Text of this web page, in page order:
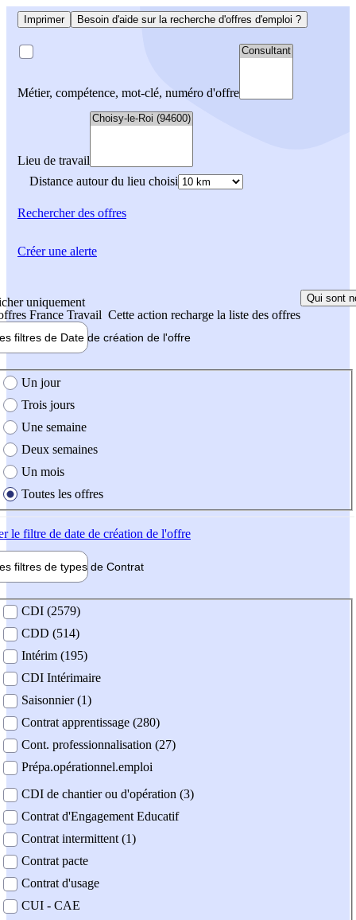
Imprimer Besoin d'aide sur la recherche d'offres d'emploi ?
Métier, compétence, mot-clé, numéro d'offre
Lieu de travail
Distance autour du lieu choisi
Rechercherdes offres
uniquement
France Travail Cette action recharge la liste des offres
Qui sont
filtres de Date de création de l'offre
création de l'offre
Un jour
Trois jours
Une semaine
Deux semaines
Un mois
Toutes les offres
le filtre de date de création de l'offre
filtres de types de Contrat
contrat
CDI (2579)
CDD (514)
Intérim (195)
CDI Intérimaire
Saisonnier (1)
Contrat apprentissage (280)
Cont. professionnalisation (27)
Prépa.opérationnel.emploi
CDI de chantier ou d'opération (3)
Contrat d'Engagement Educatif
Contrat intermittent (1)
Contrat pacte
Contrat d'usage
CUI - CAE
Créer une alerte